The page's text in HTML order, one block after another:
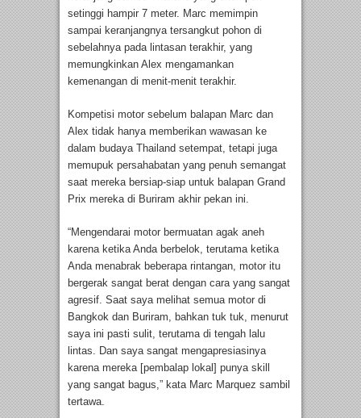
setinggi hampir 7 meter. Marc memimpin
sampai keranjangnya tersangkut pohon di
sebelahnya pada lintasan terakhir, yang
memungkinkan Alex mengamankan
kemenangan di menit-menit terakhir.
Kompetisi motor sebelum balapan Marc dan
Alex tidak hanya memberikan wawasan ke
dalam budaya Thailand setempat, tetapi juga
memupuk persahabatan yang penuh semangat
saat mereka bersiap-siap untuk balapan Grand
Prix mereka di Buriram akhir pekan ini.
“Mengendarai motor bermuatan agak aneh
karena ketika Anda berbelok, terutama ketika
Anda menabrak beberapa rintangan, motor itu
bergerak sangat berat dengan cara yang sangat
agresif. Saat saya melihat semua motor di
Bangkok dan Buriram, bahkan tuk tuk, menurut
saya ini pasti sulit, terutama di tengah lalu
lintas. Dan saya sangat mengapresiasinya
karena mereka [pembalap lokal] punya skill
yang sangat bagus,” kata Marc Marquez sambil
tertawa.